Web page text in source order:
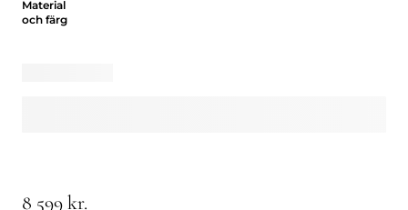
Material
och färg
8 599 kr.